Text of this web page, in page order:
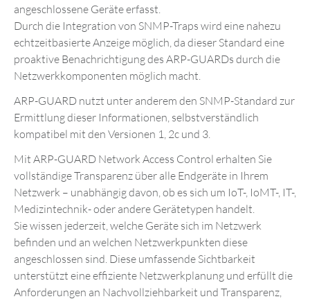
angeschlossene Geräte erfasst.
Durch die Integration von SNMP-Traps wird eine nahezu
echtzeitbasierte Anzeige möglich, da dieser Standard eine
proaktive Benachrichtigung des ARP-GUARDs durch die
Netzwerkkomponenten möglich macht.
ARP-GUARD nutzt unter anderem den SNMP-Standard zur
Ermittlung dieser Informationen, selbstverständlich
kompatibel mit den Versionen 1, 2c und 3.
Mit ARP-GUARD Network Access Control erhalten Sie
vollständige Transparenz über alle Endgeräte in Ihrem
Netzwerk – unabhängig davon, ob es sich um IoT-, IoMT-, IT-,
Medizintechnik- oder andere Gerätetypen handelt.
Sie wissen jederzeit, welche Geräte sich im Netzwerk
befinden und an welchen Netzwerkpunkten diese
angeschlossen sind. Diese umfassende Sichtbarkeit
unterstützt eine effiziente Netzwerkplanung und erfüllt die
Anforderungen an Nachvollziehbarkeit und Transparenz,